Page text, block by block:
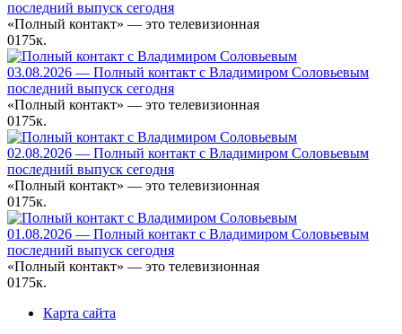
последний выпуск сегодня
«Полный контакт» — это телевизионная
0175к.
03.08.2026 — Полный контакт с Владимиром Соловьевым
последний выпуск сегодня
«Полный контакт» — это телевизионная
0175к.
02.08.2026 — Полный контакт с Владимиром Соловьевым
последний выпуск сегодня
«Полный контакт» — это телевизионная
0175к.
01.08.2026 — Полный контакт с Владимиром Соловьевым
последний выпуск сегодня
«Полный контакт» — это телевизионная
0175к.
Карта сайта